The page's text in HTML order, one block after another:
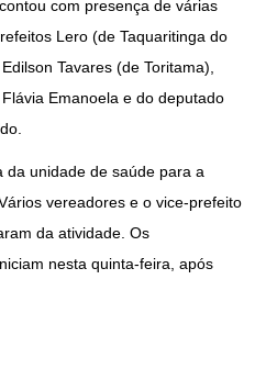
com presença de várias
Lero (de Taquaritinga do
Tavares (de Toritama),
Emanoela e do deputado
da unidade de saúde para a
vereadores e o vice-prefeito
da atividade. Os
nesta quinta-feira, após